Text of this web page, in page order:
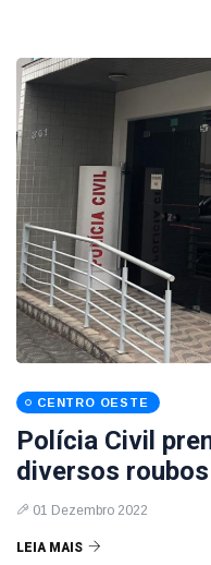
CENTRO OESTE
Polícia Civil
diversos
01 Dezembro 2022
LEIA MAIS